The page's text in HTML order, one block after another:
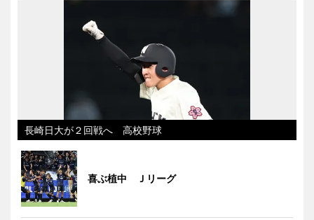
長崎日大が２回戦へ 高校野球
喜ぶ植中 Ｊリーグ